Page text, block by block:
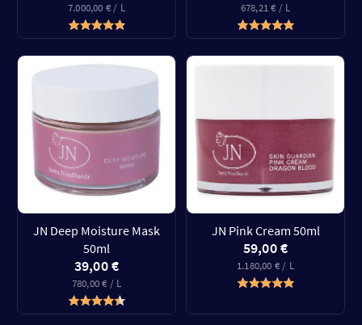
7.000,00 € / L 678,21 € / L
JN Deep Moisture Mask
50ml
39,00 €
780,00 € / L
JN Pink Cream 50ml
59,00 €
1.180,00 € / L